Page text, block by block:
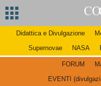
Didattica e Divulgazione
Supernovae
NASA
FORUM
EVENTI